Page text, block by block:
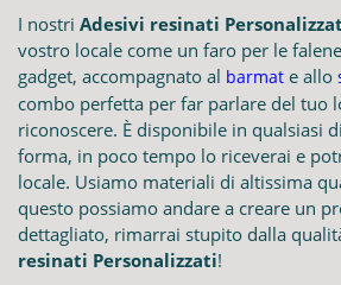
I nostri Adesivi resinati
vostro locale come un faro per le
gadget, accompagnato al barmat e allo
combo perfetta per far parlare del tuo
riconoscere. È disponibile in qualsiasi
forma, in poco tempo lo riceverai e
locale. Usiamo materiali di altissima
questo possiamo andare a creare un
dettagliato, rimarrai stupito dalla
resinati Personalizzati!